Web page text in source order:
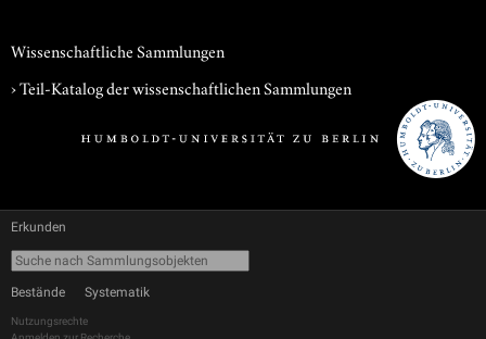
Wissenschaftliche Sammlungen
› Teil-Katalog der wissenschaftlichen Sammlungen
Erkunden
Bestände Systematik
Nutzungsrechte